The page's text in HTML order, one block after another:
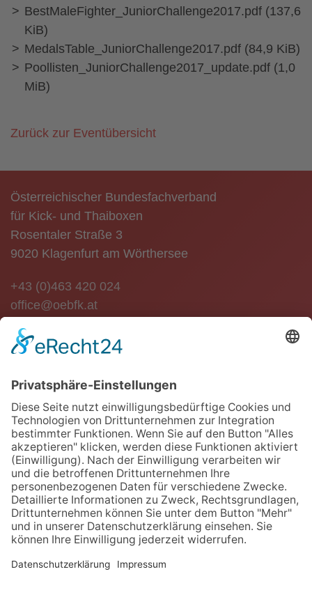
BestMaleFighter_JuniorChallenge2017.pdf (137,6
KiB)
MedalsTable_JuniorChallenge2017.pdf (84,9 KiB)
Poollisten_JuniorChallenge2017_update.pdf (1,0
MiB)
Zurück zur Eventübersicht
Österreichischer Bundesfachverband
für Kick- und Thaiboxen
Rosentaler Straße 3
9020 Klagenfurt am Wörthersee
+43 (0)463 420 024
office@oebfk.at
NEWSLETTER
Jetzt anmelden